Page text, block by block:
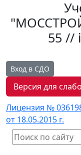
55 //
Вход в СДО
Версия для
Лицензия №
от 18.05.2015 г.